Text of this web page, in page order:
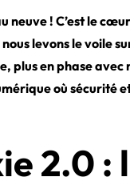
neuve ! C’est le
levons le voile
plus en phase
où sécurité
2.0 :